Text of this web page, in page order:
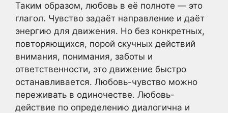
Таким образом, любовь в её полноте — это
глагол. Чувство задаёт направление и даёт
энергию для движения. Но без конкретных,
повторяющихся, порой скучных действий
внимания, понимания, заботы и
ответственности, это движение быстро
останавливается. Любовь-чувство можно
переживать в одиночестве. Любовь-
действие по определению диалогична и